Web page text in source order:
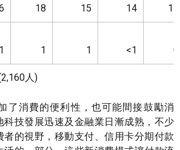
18 15 14 13
1 1 1 <1 0
人)
了消費的便利性，也可能間接鼓勵消
科技發展迅速及金融業日漸成熟，不少
者的視野，移動支付、信用卡分期付款